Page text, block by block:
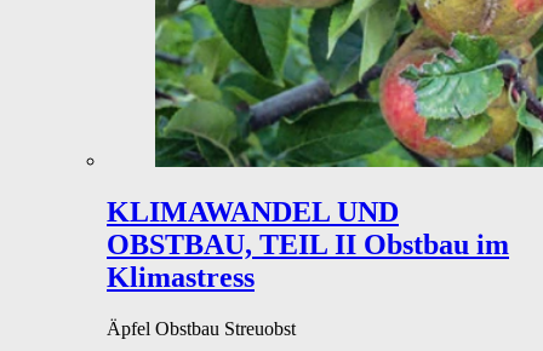
KLIMAWANDEL UND
OBSTBAU, TEIL II Obstbau im
Klimastress
Äpfel Obstbau Streuobst